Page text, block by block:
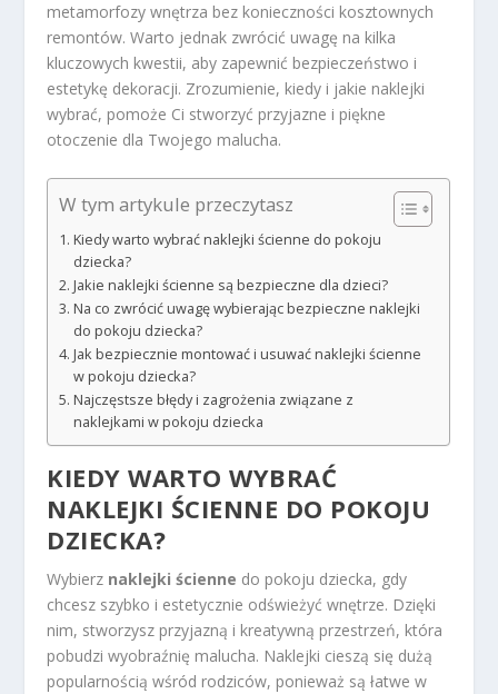
metamorfozy wnętrza bez konieczności kosztownych
remontów. Warto jednak zwrócić uwagę na kilka
kluczowych kwestii, aby zapewnić bezpieczeństwo i
estetykę dekoracji. Zrozumienie, kiedy i jakie naklejki
wybrać, pomoże Ci stworzyć przyjazne i piękne
otoczenie dla Twojego malucha.
W tym artykule przeczytasz
Kiedy warto wybrać naklejki ścienne do pokoju
dziecka?
Jakie naklejki ścienne są bezpieczne dla dzieci?
Na co zwrócić uwagę wybierając bezpieczne naklejki
do pokoju dziecka?
Jak bezpiecznie montować i usuwać naklejki ścienne
w pokoju dziecka?
Najczęstsze błędy i zagrożenia związane z
naklejkami w pokoju dziecka
KIEDY WARTO WYBRAĆ
NAKLEJKI ŚCIENNE DO POKOJU
DZIECKA?
Wybierz naklejki ścienne do pokoju dziecka, gdy
chcesz szybko i estetycznie odświeżyć wnętrze. Dzięki
nim, stworzysz przyjazną i kreatywną przestrzeń, która
pobudzi wyobraźnię malucha. Naklejki cieszą się dużą
popularnością wśród rodziców, ponieważ są łatwe w